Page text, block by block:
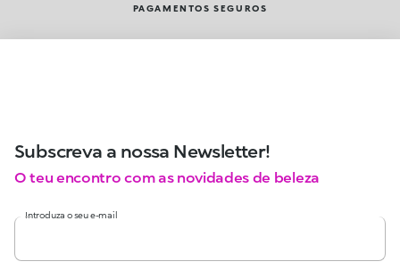
PAGAMENTOS SEGUROS
Subscreva a nossa Newsletter!
O teu encontro com as novidades de beleza
Introduza o seu e-mail